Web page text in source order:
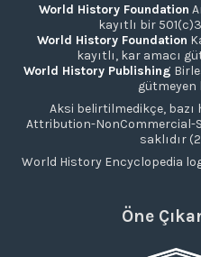
World History Foundation
kayıtlı bir
World History Foundation
kayıtlı, kar amacı
World History Publishing
Aksi belirtilmedikçe, bazı
Attribution-NonCommercial-
saklıdır
World History Encyclopedia
Öne